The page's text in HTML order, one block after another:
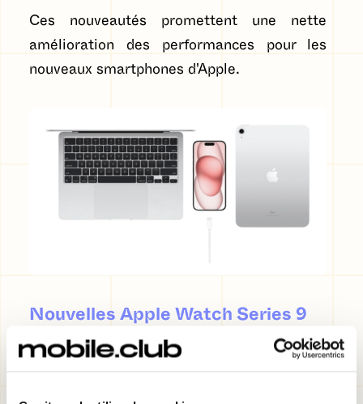
Ces nouveautés promettent une nette
amélioration des performances pour les
nouveaux smartphones d'Apple.
Nouvelles Apple Watch Series 9
et Watch Ultra 2, les évolutions